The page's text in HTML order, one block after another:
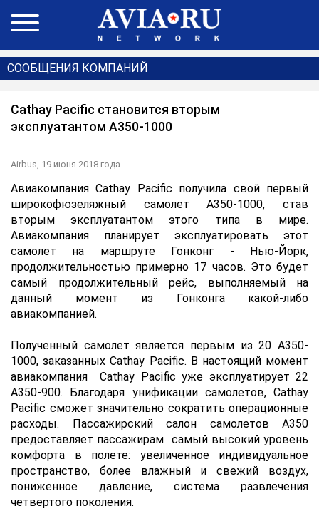
СООБЩЕНИЯ КОМПАНИЙ
Cathay Pacific становится вторым
эксплуатантом A350-1000
Airbus, 19 июня 2018 года
Авиакомпания Cathay Pacific получила свой первый
широкофюзеляжный самолет А350-1000, став
вторым эксплуатантом этого типа в мире.
Авиакомпания планирует эксплуатировать этот
самолет на маршруте Гонконг - Нью-Йорк,
продолжительностью примерно 17 часов. Это будет
самый продолжительный рейс, выполняемый на
данный момент из Гонконга какой-либо
авиакомпанией.
Полученный самолет является первым из 20 А350-
1000, заказанных Cathay Pacific. В настоящий момент
авиакомпания Cathay Pacific уже эксплуатирует 22
A350-900. Благодаря унификации самолетов, Cathay
Pacific сможет значительно сократить операционные
расходы. Пассажирский салон самолетов А350
предоставляет пассажирам самый высокий уровень
комфорта в полете: увеличенное индивидуальное
пространство, более влажный и свежий воздух,
пониженное давление, система развлечения
четвертого поколения.